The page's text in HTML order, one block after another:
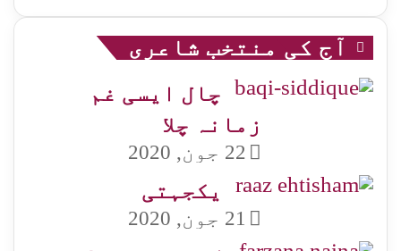
آج کی منتخب شاعری
چال ایسی غم
زمانہ چلا
22 جون, 2020
یکجہتی
21 جون, 2020